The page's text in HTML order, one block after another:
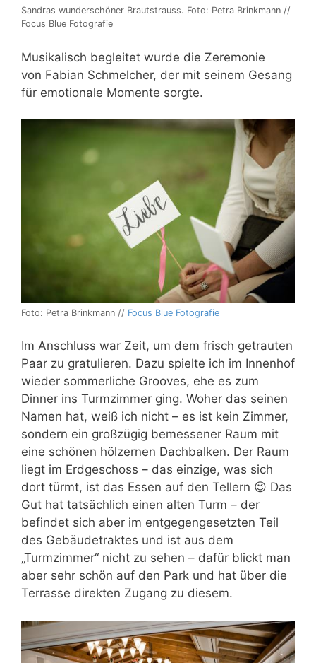
Sandras wunderschöner Brautstrauss. Foto: Petra Brinkmann //
Focus Blue Fotografie
Musikalisch begleitet wurde die Zeremonie
von Fabian Schmelcher, der mit seinem Gesang
für emotionale Momente sorgte.
Foto: Petra Brinkmann // Focus Blue Fotografie
Im Anschluss war Zeit, um dem frisch getrauten
Paar zu gratulieren. Dazu spielte ich im Innenhof
wieder sommerliche Grooves, ehe es zum
Dinner ins Turmzimmer ging. Woher das seinen
Namen hat, weiß ich nicht – es ist kein Zimmer,
sondern ein großzügig bemessener Raum mit
eine schönen hölzernen Dachbalken. Der Raum
liegt im Erdgeschoss – das einzige, was sich
dort türmt, ist das Essen auf den Tellern 😉 Das
Gut hat tatsächlich einen alten Turm – der
befindet sich aber im entgegengesetzten Teil
des Gebäudetraktes und ist aus dem
„Turmzimmer“ nicht zu sehen – dafür blickt man
aber sehr schön auf den Park und hat über die
Terrasse direkten Zugang zu diesem.